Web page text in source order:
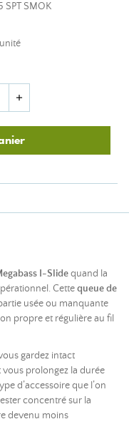
SPT SMOK
add
I-Slidequand la
Cettequeue de
usée ou manquante
propre et régulière au fil
gardez intact
vous prolongez la durée
d’accessoire que l’on
concentré sur la
devenu moins